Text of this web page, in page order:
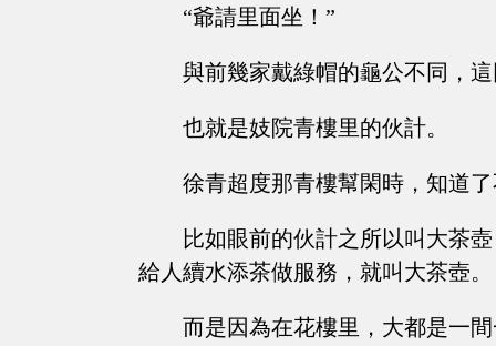
“爺請里面坐！”
與前幾家戴綠帽的龜公不同，
也就是妓院青樓里的伙計。
徐青超度那青樓幫閑時，知道
比如眼前的伙計之所以叫大茶
給人續水添茶做服務，就叫大茶壺。
而是因為在花樓里，大都是一